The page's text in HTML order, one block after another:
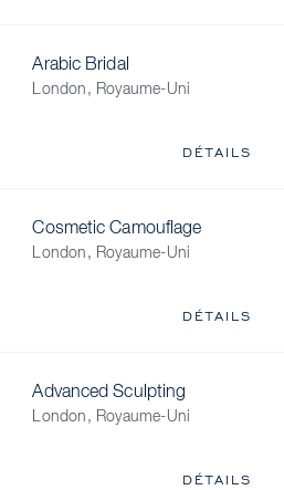
Arabic Bridal
London, Royaume-Uni
DÉTAILS
Cosmetic Camouflage
London, Royaume-Uni
DÉTAILS
Advanced Sculpting
London, Royaume-Uni
DÉTAILS